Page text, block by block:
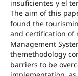
insuficientes y el
The aim of this
found the
and certification of
Management
themethodology
barriers to be